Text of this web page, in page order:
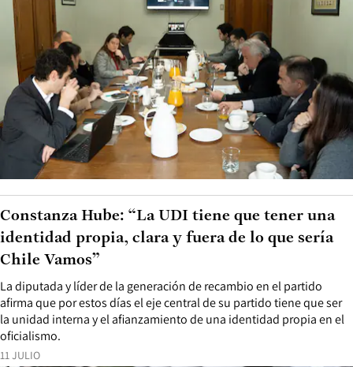
11 JULIO
La diputada y líder de la generación de recambio en el partido
afirma que por estos días el eje central de su partido tiene que ser
la unidad interna y el afianzamiento de una identidad propia en el
oficialismo.
Constanza Hube: “La UDI tiene que tener una
identidad propia, clara y fuera de lo que sería
Chile Vamos”